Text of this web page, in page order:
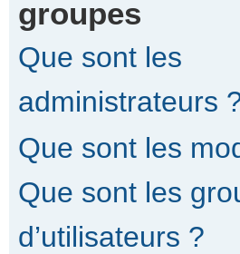
groupes
Que sont les
administrateurs
Que sont les
Que sont les
d’utilisateurs ?